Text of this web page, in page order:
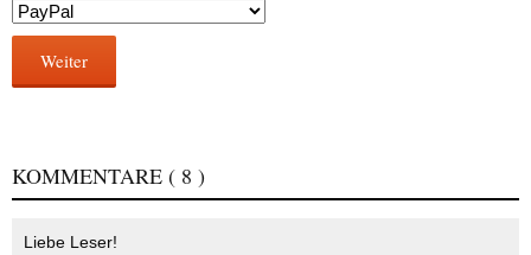
Weiter
KOMMENTARE ( 8 )
Liebe Leser!